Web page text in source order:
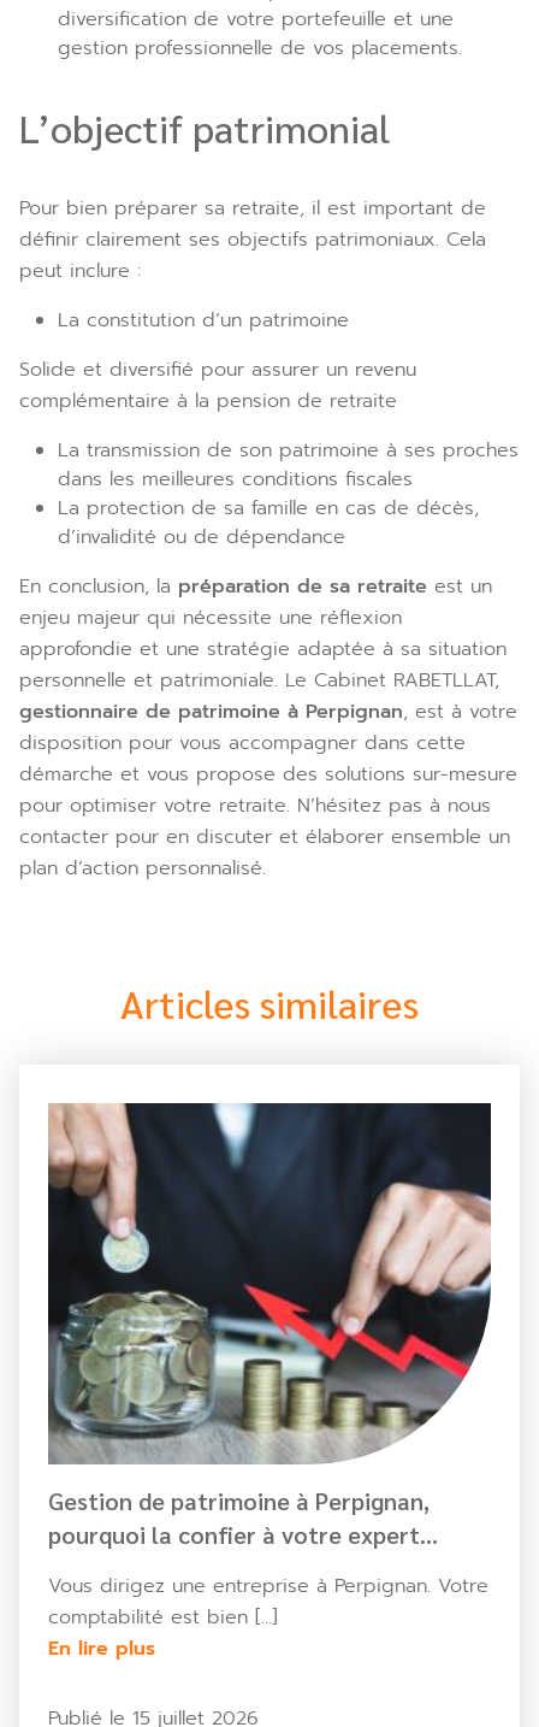
diversification de votre portefeuille et une
gestion professionnelle de vos placements.
L’objectif patrimonial
Pour bien préparer sa retraite, il est important de
définir clairement ses objectifs patrimoniaux. Cela
peut inclure :
La constitution d’un patrimoine
Solide et diversifié pour assurer un revenu
complémentaire à la pension de retraite
La transmission de son patrimoine à ses proches
dans les meilleures conditions fiscales
La protection de sa famille en cas de décès,
d’invalidité ou de dépendance
En conclusion, la préparation de sa retraite est un
enjeu majeur qui nécessite une réflexion
approfondie et une stratégie adaptée à sa situation
personnelle et patrimoniale. Le Cabinet RABETLLAT,
gestionnaire de patrimoine à Perpignan, est à votre
disposition pour vous accompagner dans cette
démarche et vous propose des solutions sur-mesure
pour optimiser votre retraite. N’hésitez pas à nous
contacter pour en discuter et élaborer ensemble un
plan d’action personnalisé.
Articles similaires
Gestion de patrimoine à Perpignan,
pourquoi la confier à votre expert
Vous dirigez une entreprise à Perpignan. Votre
comptabilité est bien […]
En lire plus
Publié le 15 juillet 2026